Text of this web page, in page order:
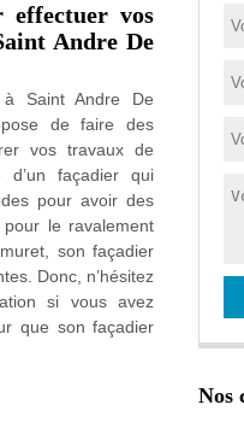
effectuer vos
Andre De
Saint Andre De
de faire des
vos travaux de
d’un façadier qui
pour avoir des
le ravalement
son façadier
Donc, n’hésitez
si vous avez
que son façadier
Nos